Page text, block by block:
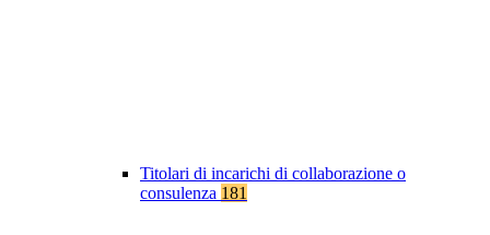
Titolari di incarichi di collaborazione o
consulenza 181